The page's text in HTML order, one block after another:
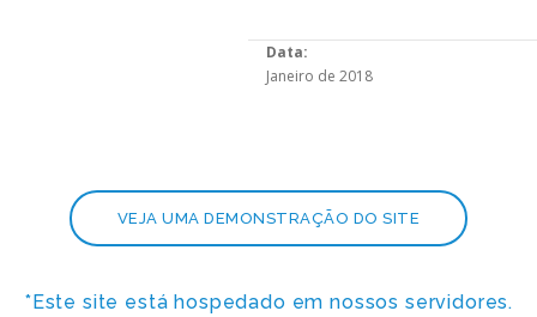
Data:
Janeiro de 2018
VEJA UMA DEMONSTRAÇÃO DO SITE
*Este site está hospedado em nossos servidores.